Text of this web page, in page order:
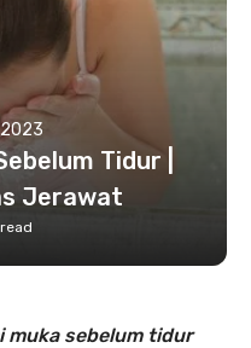
Tidur |
Jerawat
sebelum tidur